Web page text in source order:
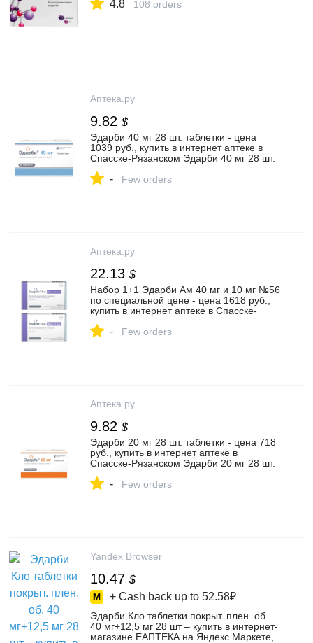
4.8 108 orders
Аптека.ру
9.82 $
Эдарби 40 мг 28 шт. таблетки - цена
1039 руб., купить в интернет аптеке в
Спасске-Рязанском Эдарби 40 мг 28 шт.
- Few orders
Аптека.ру
22.13 $
Набор 1+1 Эдарби Ам 40 мг и 10 мг №56
по специальной цене - цена 1618 руб.,
купить в интернет аптеке в Спасске-
10 мг №56 по специальной цене,
- Few orders
Аптека.ру
9.82 $
Эдарби 20 мг 28 шт. таблетки - цена 718
руб., купить в интернет аптеке в
Спасске-Рязанском Эдарби 20 мг 28 шт.
- Few orders
Yandex Browser
10.47 $
+ Cash back up to 52.58₽
Эдарби Кло таблетки покрыт. плен. об.
40 мг+12,5 мг 28 шт – купить в интернет-
магазине ЕАПТЕКА на Яндекс Маркете,